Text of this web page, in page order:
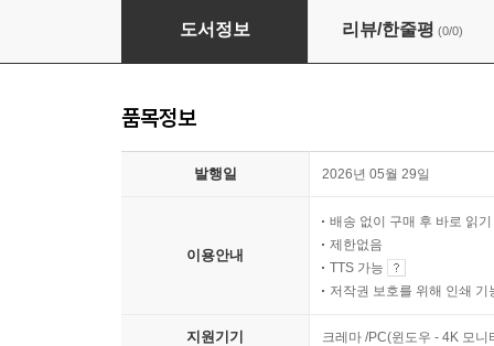
무신급 귀환자가 살아가는 법
도서정보 리뷰/한줄평 (0/0)
품목정보
발행일 2026년 05월 29일
이용안내
배송 없이 구매 후 바로 읽기
제한없음
TTS 가능
저작권 보호를 위해 인쇄 기
지원기기 크레마 /PC(윈도우 - 4K 모